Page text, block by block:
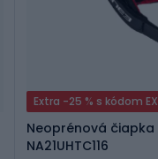
Extra -25 % s kódom
Neoprénová čiapka
NA21UHTC116